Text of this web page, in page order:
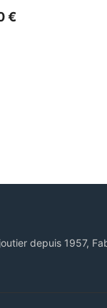
€
depuis 1957,